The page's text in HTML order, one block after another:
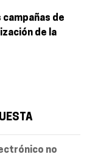
campañas de
de la
no